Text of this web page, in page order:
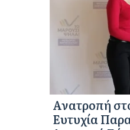
Ανατροπή
Ευτυχία